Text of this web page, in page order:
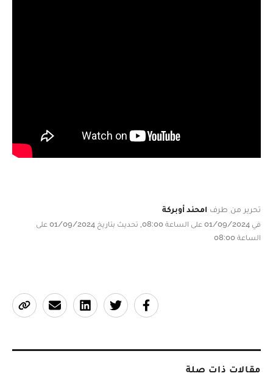
تحرير من طرف امحند أوبركة
في 01/09/2024 على الساعة 08:00, تحديث بتاريخ 01/09/2024 على
الساعة 08:00
مقالات ذات صلة